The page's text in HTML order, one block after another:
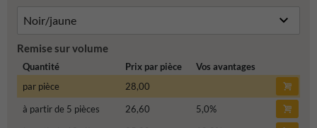
Remise sur volume
Quantité Prix par pièce
Vos avantages
par pièce
28,00
à partir de 5 pièces
26,60 5,0%